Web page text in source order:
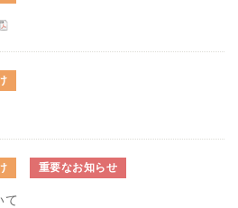
重要なお知らせ
て